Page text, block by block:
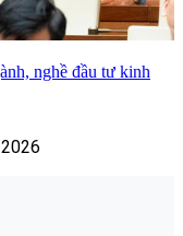
nghề đầu tư kinh